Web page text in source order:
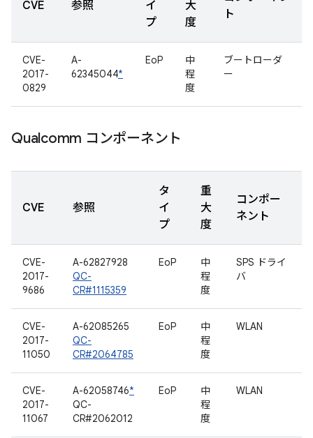
CVE 参照
イ
プ
大
度
ト
CVE-
2017-
0829
A-
62345044*
EoP
中
程
度
ブートローダ
ー
Qualcomm コンポーネント
CVE 参照
タ
イ
プ
重
大
度
コンポー
ネント
CVE-
2017-
9686
A-62827928
QC-
CR#1115359
EoP
中
程
度
SPS ドライ
バ
CVE-
2017-
11050
A-62085265
QC-
CR#2064785
EoP
中
程
度
WLAN
CVE-
2017-
11067
A-62058746*
QC-
CR#2062012
EoP
中
程
度
WLAN